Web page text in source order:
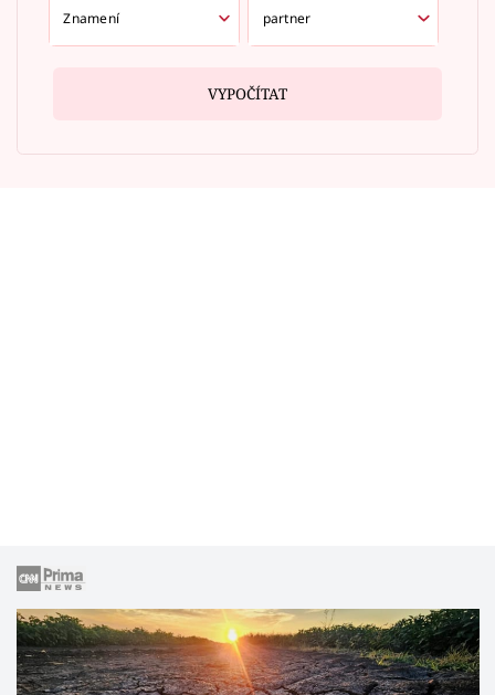
VYPOČÍTAT